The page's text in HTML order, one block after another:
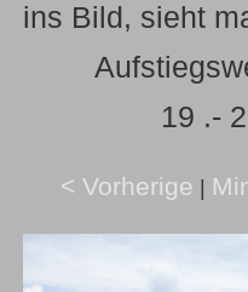
ins Bild, sieht
19 .-
< Vorherige |